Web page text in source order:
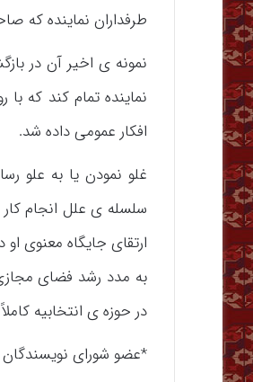
طرفداران نماینده که
نمونه ی اخیر آن در
نماینده تمام کند که
افکار عمومی داده شد.
غلو نمودن یا به علو
سلسله ی علل انجام
ارتقای جایگاه معنوی
به مدد رشد فضای
در حوزه ی انتخابیه
*عضو شورای نویسندگان